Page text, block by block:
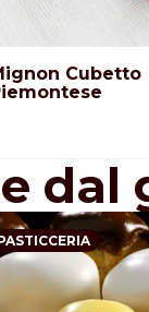
Cubetto
dal